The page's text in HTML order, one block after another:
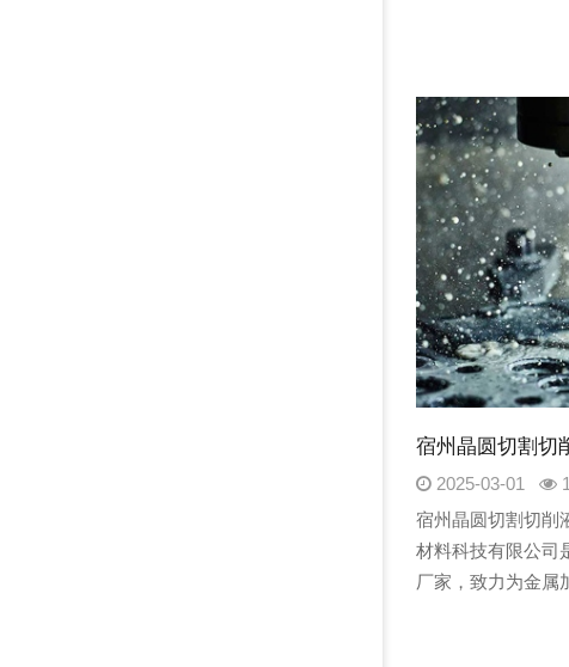
宿州晶圆切割切
2025-03-01
宿州晶圆切割切削
材料科技有限公司
厂家，致力为金属